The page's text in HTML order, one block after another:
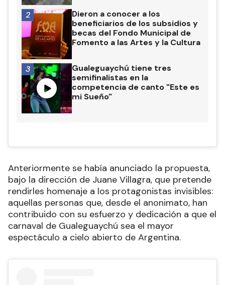
Dieron a conocer a los
beneficiarios de los subsidios y
becas del Fondo Municipal de
Fomento a las Artes y la Cultura
2
Gualeguaychú tiene tres
semifinalistas en la
competencia de canto "Este es
mi Sueño"
3
Anteriormente se había anunciado la propuesta,
bajo la dirección de Juane Villagra, que pretende
rendirles homenaje a los protagonistas invisibles:
aquellas personas que, desde el anonimato, han
contribuido con su esfuerzo y dedicación a que el
carnaval de Gualeguaychú sea el mayor
espectáculo a cielo abierto de Argentina.